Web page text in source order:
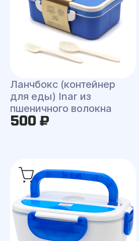
Ланчбокс (контейнер
для еды) Inar из
пшеничного волокна
500 ₽